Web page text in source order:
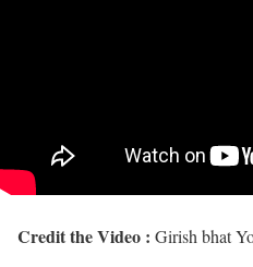
Credit the Video : Girish bhat